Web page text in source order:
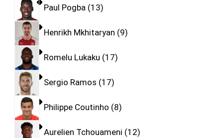
Paul Pogba 13
Henrikh Mkhitaryan 9
Romelu Lukaku 17
Sergio Ramos 17
Philippe Coutinho 8
Aurelien Tchouameni 12